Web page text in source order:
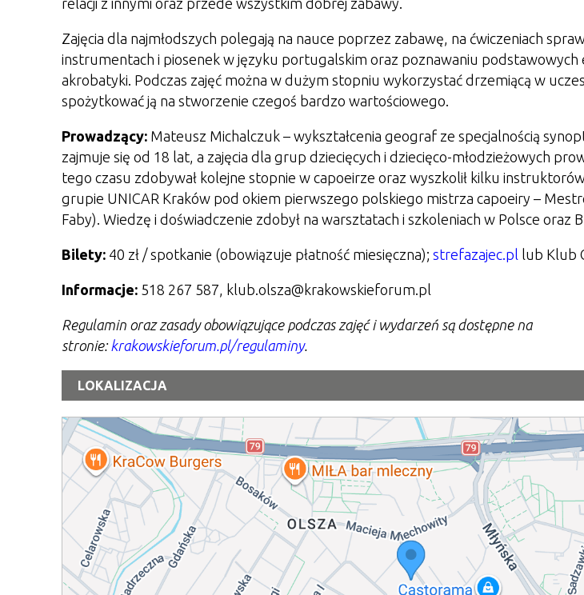
relacji z innymi oraz przede wszystkim dobrej zabawy.
Zajęcia dla najmłodszych polegają na nauce poprzez zabawę, na ćwiczeniach
instrumentach i piosenek w języku portugalskim oraz poznawaniu podstawowych
akrobatyki. Podczas zajęć można w dużym stopniu wykorzystać drzemiącą w
spożytkować ją na stworzenie czegoś bardzo wartościowego.
Prowadzący: Mateusz Michalczuk – wykształcenia geograf ze specjalnością
zajmuje się od 18 lat, a zajęcia dla grup dziecięcych i dziecięco-młodzieżowych
tego czasu zdobywał kolejne stopnie w capoeirze oraz wyszkolił kilku
grupie UNICAR Kraków pod okiem pierwszego polskiego mistrza capoeiry –
Faby). Wiedzę i doświadczenie zdobył na warsztatach i szkoleniach w Polsce oraz
Bilety:40 zł / spotkanie (obowiązuje płatność miesięczna); strefazajec.pl lub Klub
Informacje:518 267 587, klub.olsza@krakowskieforum.pl
Regulamin oraz zasady obowiązujące podczas zajęć i wydarzeń są dostępne na
stronie: krakowskieforum.pl/regulaminy.
LOKALIZACJA